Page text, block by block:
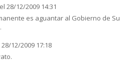
el 28/12/2009 14:31
es aguantar al Gobierno de Su
28/12/2009 17:18